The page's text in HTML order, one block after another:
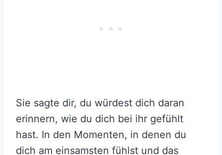
Sie sagte dir, du würdest dich daran
erinnern, wie du dich bei ihr gefühlt
hast. In den Momenten, in denen du
dich am einsamsten fühlst und das